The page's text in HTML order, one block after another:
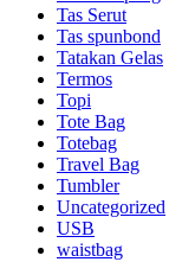
Tas Serut
Tas spunbond
Tatakan Gelas
Termos
Topi
Tote Bag
Totebag
Travel Bag
Tumbler
Uncategorized
USB
waistbag